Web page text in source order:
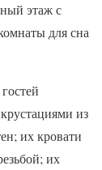
этаж с
для сна
из
их кровати
их